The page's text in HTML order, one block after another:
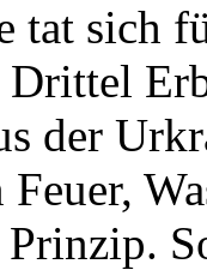
tat sich
Drittel
der